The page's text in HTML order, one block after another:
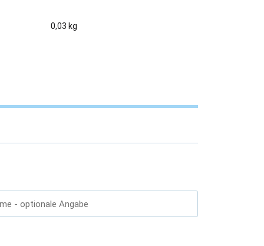
0,03 kg
- optionale Angabe